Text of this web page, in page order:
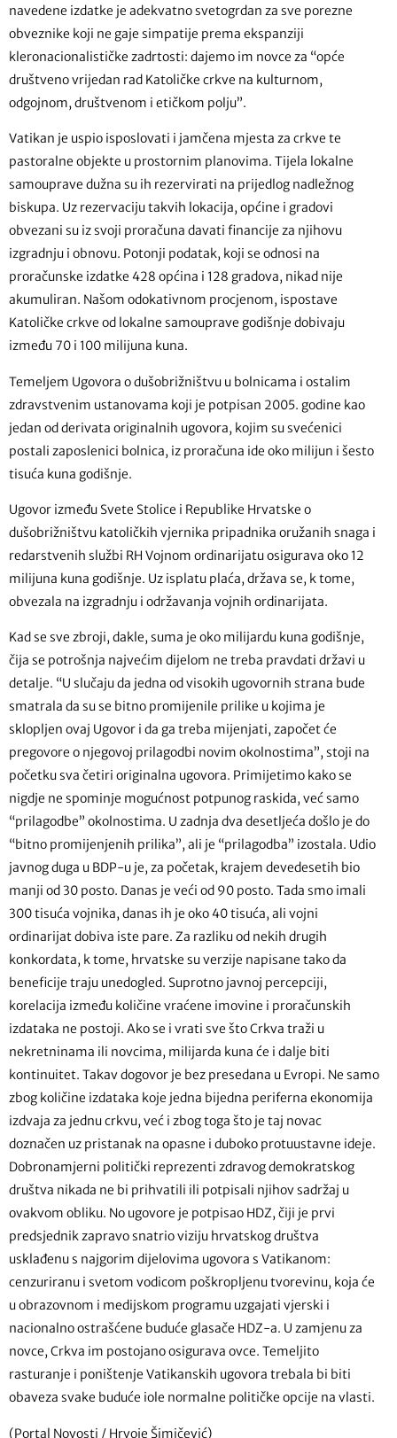
navedene izdatke je adekvatno svetogrdan za sve porezne
obveznike koji ne gaje simpatije prema ekspanziji
kleronacionalističke zadrtosti: dajemo im novce za “opće
društveno vrijedan rad Katoličke crkve na kulturnom,
odgojnom, društvenom i etičkom polju”.
Vatikan je uspio isposlovati i jamčena mjesta za crkve te
pastoralne objekte u prostornim planovima. Tijela lokalne
samouprave dužna su ih rezervirati na prijedlog nadležnog
biskupa. Uz rezervaciju takvih lokacija, općine i gradovi
obvezani su iz svoji proračuna davati financije za njihovu
izgradnju i obnovu. Potonji podatak, koji se odnosi na
proračunske izdatke 428 općina i 128 gradova, nikad nije
akumuliran. Našom odokativnom procjenom, ispostave
Katoličke crkve od lokalne samouprave godišnje dobivaju
između 70 i 100 milijuna kuna.
Temeljem Ugovora o dušobrižništvu u bolnicama i ostalim
zdravstvenim ustanovama koji je potpisan 2005. godine kao
jedan od derivata originalnih ugovora, kojim su svećenici
postali zaposlenici bolnica, iz proračuna ide oko milijun i šesto
tisuća kuna godišnje.
Ugovor između Svete Stolice i Republike Hrvatske o
dušobrižništvu katoličkih vjernika pripadnika oružanih snaga i
redarstvenih službi RH Vojnom ordinarijatu osigurava oko 12
milijuna kuna godišnje. Uz isplatu plaća, država se, k tome,
obvezala na izgradnju i održavanja vojnih ordinarijata.
Kad se sve zbroji, dakle, suma je oko milijardu kuna godišnje,
čija se potrošnja najvećim dijelom ne treba pravdati državi u
detalje. “U slučaju da jedna od visokih ugovornih strana bude
smatrala da su se bitno promijenile prilike u kojima je
sklopljen ovaj Ugovor i da ga treba mijenjati, započet će
pregovore o njegovoj prilagodbi novim okolnostima”, stoji na
početku sva četiri originalna ugovora. Primijetimo kako se
nigdje ne spominje mogućnost potpunog raskida, već samo
“prilagodbe” okolnostima. U zadnja dva desetljeća došlo je do
“bitno promijenjenih prilika”, ali je “prilagodba” izostala. Udio
javnog duga u BDP-u je, za početak, krajem devedesetih bio
manji od 30 posto. Danas je veći od 90 posto. Tada smo imali
300 tisuća vojnika, danas ih je oko 40 tisuća, ali vojni
ordinarijat dobiva iste pare. Za razliku od nekih drugih
konkordata, k tome, hrvatske su verzije napisane tako da
beneficije traju unedogled. Suprotno javnoj percepciji,
korelacija između količine vraćene imovine i proračunskih
izdataka ne postoji. Ako se i vrati sve što Crkva traži u
nekretninama ili novcima, milijarda kuna će i dalje biti
kontinuitet. Takav dogovor je bez presedana u Evropi. Ne samo
zbog količine izdataka koje jedna bijedna periferna ekonomija
izdvaja za jednu crkvu, već i zbog toga što je taj novac
doznačen uz pristanak na opasne i duboko protuustavne ideje.
Dobronamjerni politički reprezenti zdravog demokratskog
društva nikada ne bi prihvatili ili potpisali njihov sadržaj u
ovakvom obliku. No ugovore je potpisao HDZ, čiji je prvi
predsjednik zapravo snatrio viziju hrvatskog društva
usklađenu s najgorim dijelovima ugovora s Vatikanom:
cenzuriranu i svetom vodicom poškropljenu tvorevinu, koja će
u obrazovnom i medijskom programu uzgajati vjerski i
nacionalno ostrašćene buduće glasače HDZ-a. U zamjenu za
novce, Crkva im postojano osigurava ovce. Temeljito
rasturanje i poništenje Vatikanskih ugovora trebala bi biti
obaveza svake buduće iole normalne političke opcije na vlasti.
(Portal Novosti / Hrvoje Šimičević)